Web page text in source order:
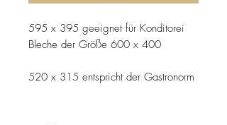
595 x 395 geeignet für Konditorei
Bleche der Größe 600 x 400
520 x 315 entspricht der Gastronorm